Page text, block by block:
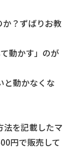
か？ずばりお教
動かす」のが
と動かなくな
法を記載したマ
円で販売して